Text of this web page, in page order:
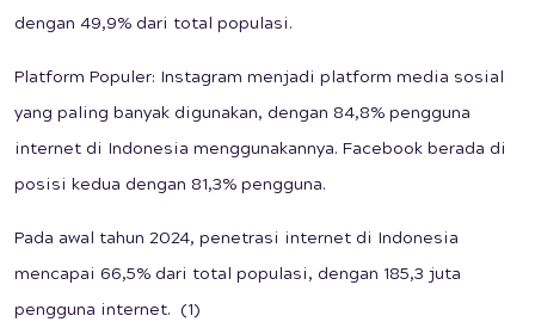
dengan 49,9% dari total populasi.
Platform Populer: Instagram menjadi platform media sosial
yang paling banyak digunakan, dengan 84,8% pengguna
internet di Indonesia menggunakannya. Facebook berada di
posisi kedua dengan 81,3% pengguna.
Pada awal tahun 2024, penetrasi internet di Indonesia
mencapai 66,5% dari total populasi, dengan 185,3 juta
pengguna internet. (1)